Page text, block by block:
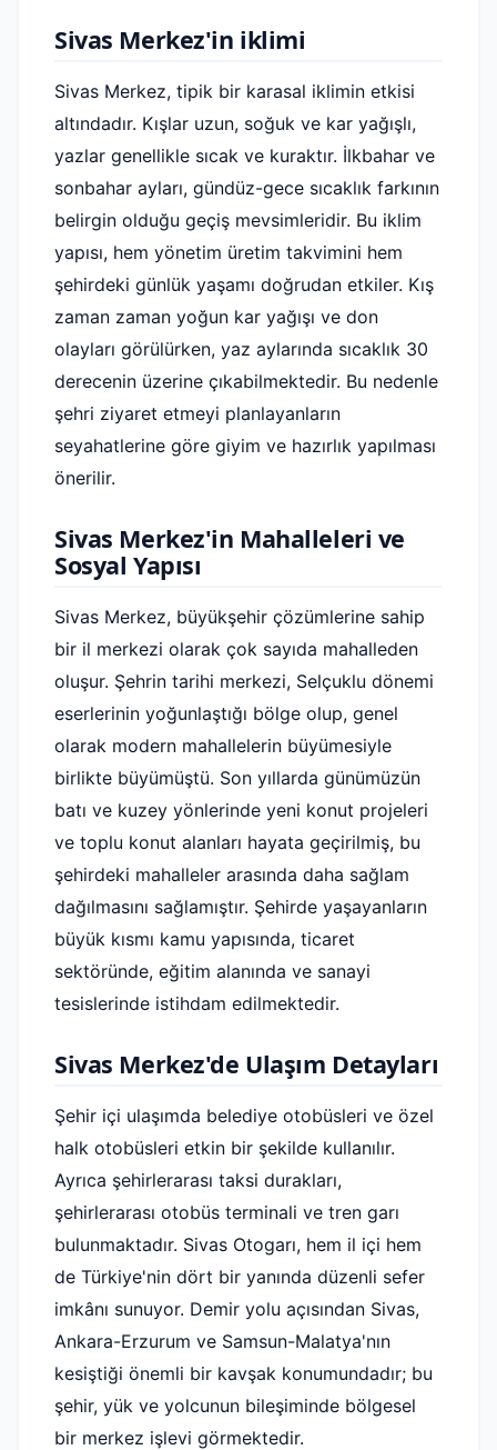
Sivas Merkez'in iklimi
Sivas Merkez, tipik bir karasal iklimin etkisi
altındadır. Kışlar uzun, soğuk ve kar yağışlı,
yazlar genellikle sıcak ve kuraktır. İlkbahar ve
sonbahar ayları, gündüz-gece sıcaklık farkının
belirgin olduğu geçiş mevsimleridir. Bu iklim
yapısı, hem yönetim üretim takvimini hem
şehirdeki günlük yaşamı doğrudan etkiler. Kış
zaman zaman yoğun kar yağışı ve don
olayları görülürken, yaz aylarında sıcaklık 30
derecenin üzerine çıkabilmektedir. Bu nedenle
şehri ziyaret etmeyi planlayanların
seyahatlerine göre giyim ve hazırlık yapılması
önerilir.
Sivas Merkez'in Mahalleleri ve
Sosyal Yapısı
Sivas Merkez, büyükşehir çözümlerine sahip
bir il merkezi olarak çok sayıda mahalleden
oluşur. Şehrin tarihi merkezi, Selçuklu dönemi
eserlerinin yoğunlaştığı bölge olup, genel
olarak modern mahallelerin büyümesiyle
birlikte büyümüştü. Son yıllarda günümüzün
batı ve kuzey yönlerinde yeni konut projeleri
ve toplu konut alanları hayata geçirilmiş, bu
şehirdeki mahalleler arasında daha sağlam
dağılmasını sağlamıştır. Şehirde yaşayanların
büyük kısmı kamu yapısında, ticaret
sektöründe, eğitim alanında ve sanayi
tesislerinde istihdam edilmektedir.
Sivas Merkez'de Ulaşım Detayları
Şehir içi ulaşımda belediye otobüsleri ve özel
halk otobüsleri etkin bir şekilde kullanılır.
Ayrıca şehirlerarası taksi durakları,
şehirlerarası otobüs terminali ve tren garı
bulunmaktadır. Sivas Otogarı, hem il içi hem
de Türkiye'nin dört bir yanında düzenli sefer
imkânı sunuyor. Demir yolu açısından Sivas,
Ankara-Erzurum ve Samsun-Malatya'nın
kesiştiği önemli bir kavşak konumundadır; bu
şehir, yük ve yolcunun bileşiminde bölgesel
bir merkez işlevi görmektedir.